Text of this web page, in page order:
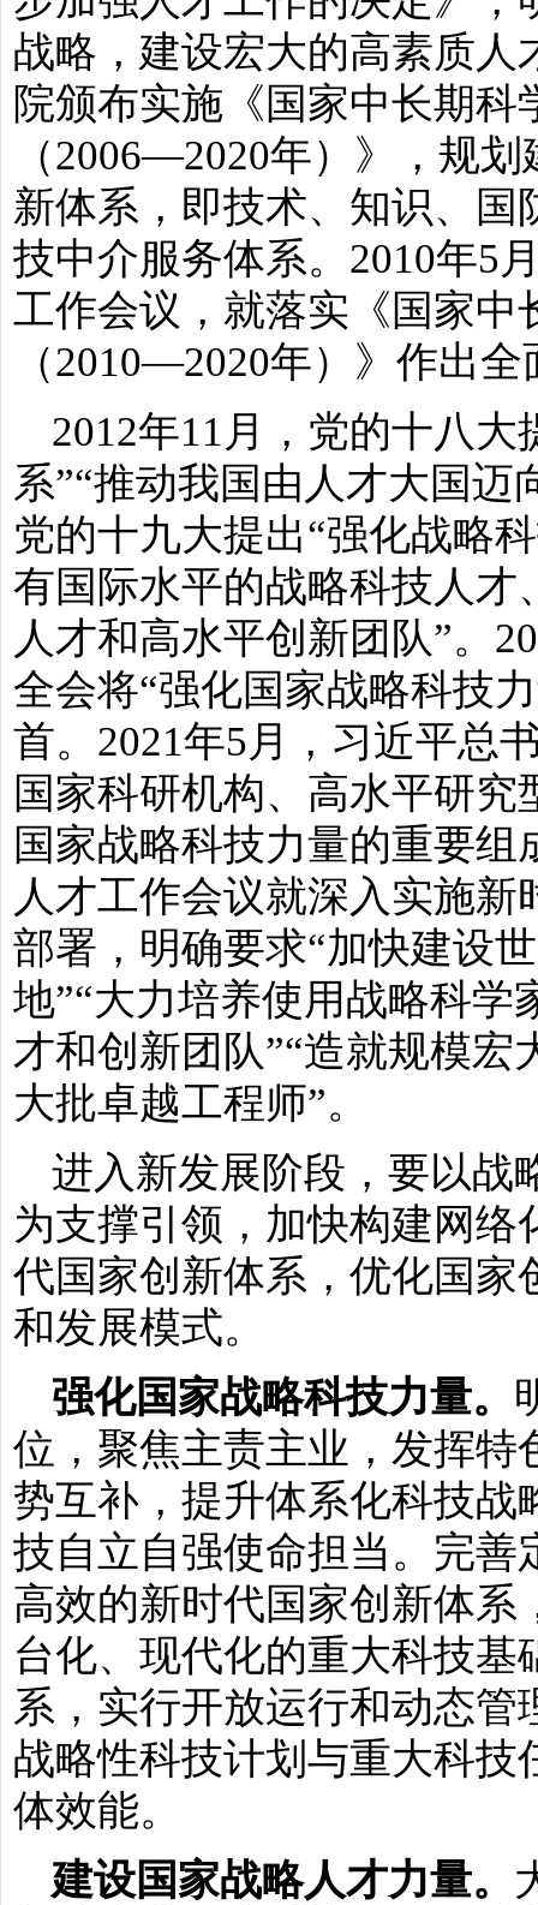
战略，建设宏大的高素质人
院颁布实施《国家中长期
（2006—2020年）》，规
新体系，即技术、知识、
技中介服务体系。2010年5
工作会议，就落实《国家中
（2010—2020年）》作出
2012年11月，党的十八
系”“推动我国由人才大国迈
党的十九大提出“强化战略
有国际水平的战略科技人
人才和高水平创新团队”。
全会将“强化国家战略科技
首。2021年5月，习近平总
国家科研机构、高水平研
国家战略科技力量的重要组
人才工作会议就深入实施
部署，明确要求“加快建设
地”“大力培养使用战略科学
才和创新团队”“造就规模宏
大批卓越工程师”。
进入新发展阶段，要以战
为支撑引领，加快构建网
代国家创新体系，优化国
和发展模式。
强化国家战略科技力量。
位，聚焦主责主业，发挥
势互补，提升体系化科技
技自立自强使命担当。完
高效的新时代国家创新体
台化、现代化的重大科技
系，实行开放运行和动态
战略性科技计划与重大科
体效能。
建设国家战略人才力量。